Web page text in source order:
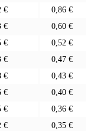
€
0,86 €
€
0,60 €
€
0,52 €
€
0,47 €
€
0,43 €
€
0,40 €
€
0,36 €
€
0,35 €